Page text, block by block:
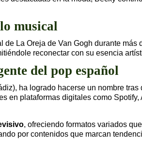
musical
de La Oreja de Van Gogh durante
reconectar con su esencia
del pop español
ha logrado hacerse un nombre
en plataformas digitales como
, ofreciendo formatos variados
por contenidos que marcan